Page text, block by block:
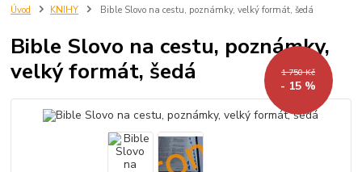
Úvod KNIHY Bible Slovo na cestu, poznámky, velký formát, šedá
Bible Slovo na cestu, poznámky,
velký formát, šedá
1 750 Kč
- 15 %